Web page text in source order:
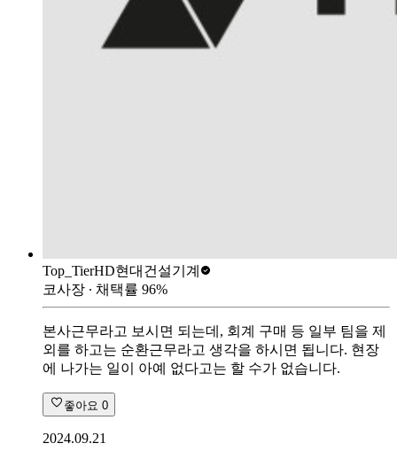
Top_TierHD현대건설기계
코사장 ∙ 채택률 96%
본사근무라고 보시면 되는데, 회계 구매 등 일부 팀을 제
외를 하고는 순환근무라고 생각을 하시면 됩니다. 현장
에 나가는 일이 아예 없다고는 할 수가 없습니다.
좋아요 0
2024.09.21